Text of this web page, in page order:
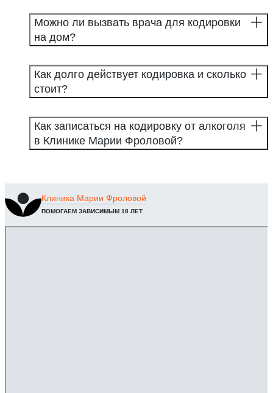
Можно ли вызвать врача для кодировки
на дом?
Как долго действует кодировка и сколько
стоит?
Как записаться на кодировку от алкоголя
в Клинике Марии Фроловой?
Клиника Марии Фроловой
ПОМОГАЕМ ЗАВИСИМЫМ 18 ЛЕТ